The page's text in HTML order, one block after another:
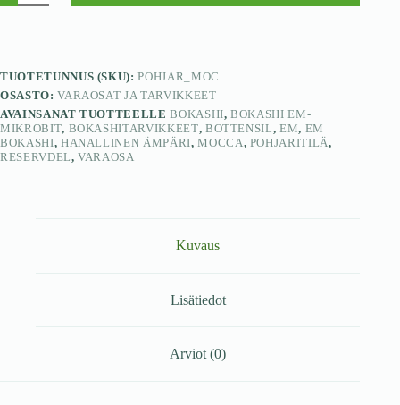
TUOTETUNNUS (SKU):POHJAR_MOC
OSASTO:VARAOSAT JA TARVIKKEET
AVAINSANAT TUOTTEELLEBOKASHI,BOKASHI EM-
MIKROBIT, BOKASHITARVIKKEET, BOTTENSIL,EM, EM
BOKASHI, HANALLINEN ÄMPÄRI,MOCCA, POHJARITILÄ,
RESERVDEL,VARAOSA
Kuvaus
Lisätiedot
Arviot (0)